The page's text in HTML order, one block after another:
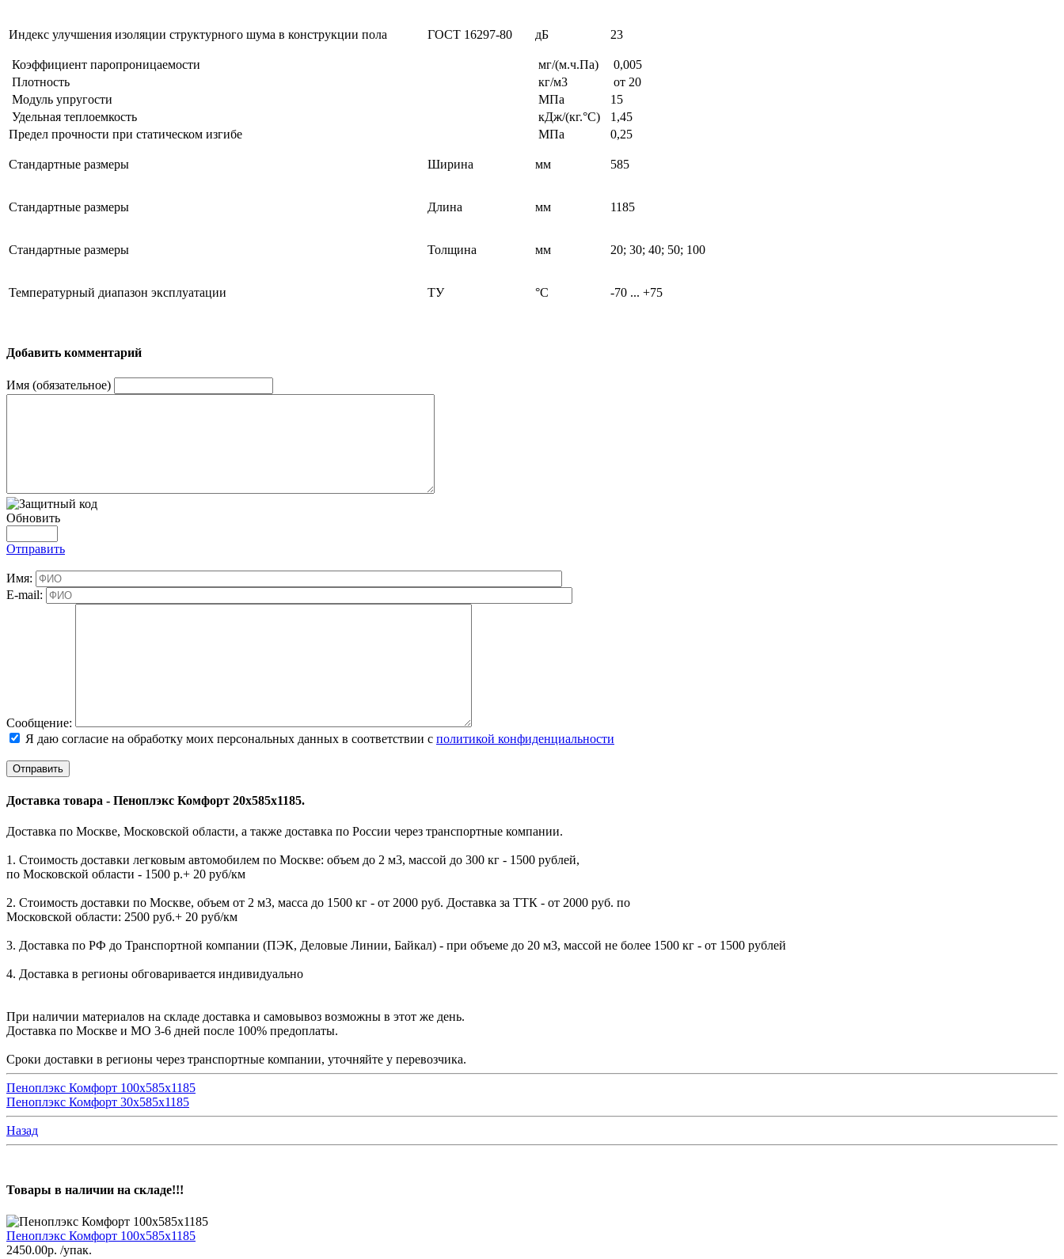
Индекс улучшения изоляции структурного шума в конструкции пола ГОСТ 16297-80 дБ 23
Коэффициент паропроницаемости мг/(м.ч.Па)
0,005
Плотность
кг/м3
от 20
Модуль упругости
МПа
15
Удельная теплоемкость
кДж/(кг.°С)
1,45
Предел прочности при статическом изгибе
МПа 0,25
Стандартные размеры Ширина мм 585
Стандартные размеры Длина мм 1185
Стандартные размеры Толщина мм 20; 30; 40; 50; 100
Температурный диапазон эксплуатации ТУ °С -70 ... +75
Добавить комментарий
Имя (обязательное)
Обновить
Отправить
Имя:
E-mail:
Cообщение:
Я даю согласие на обработку моих персональных данных в соответствии с политикой конфиденциальности
Доставка товара - Пеноплэкс Комфорт 20х585х1185.
Доставка по Москве, Московской области, а также доставка по России через транспортные компании.
1. Стоимость доставки легковым автомобилем по Москве: объем до 2 м3, массой до 300 кг - 1500 рублей,
по Московской области - 1500 р.+ 20 руб/км
2. Стоимость доставки по Москве, объем от 2 м3, масса до 1500 кг - от 2000 руб. Доставка за ТТК - от 2000 руб. по
Московской области: 2500 руб.+ 20 руб/км
3. Доставка по РФ до Транспортной компании (ПЭК, Деловые Линии, Байкал) - при объеме до 20 м3, массой не более 1500 кг - от 1500 рублей
4. Доставка в регионы обговаривается индивидуально
При наличии материалов на складе доставка и самовывоз возможны в этот же день.
Доставка по Москве и МО 3-6 дней после 100% предоплаты.
Сроки доставки в регионы через транспортные компании, уточняйте у перевозчика.
Пеноплэкс Комфорт 100х585х1185
Пеноплэкс Комфорт 30х585х1185
Назад
Товары в наличии на складе!!!
Пеноплэкс Комфорт 100х585х1185
2450.00р. /упак.